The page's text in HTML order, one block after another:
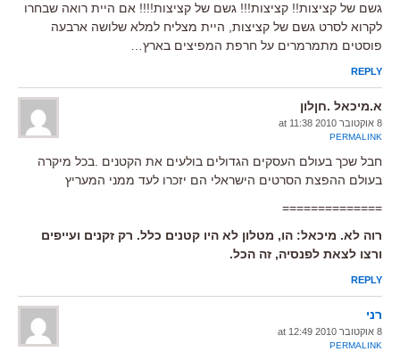
גשם של קציצות!! קציצות!!! גשם של קציצות!!!! אם היית רואה שבחרו
לקרוא לסרט גשם של קציצות, היית מצליח למלא שלושה ארבעה
פוסטים מתמרמרים על חרפת המפיצים בארץ…
REPLY
א.מיכאל .חןלון
8 אוקטובר 2010 at 11:38
PERMALINK
חבל שכך בעולם העסקים הגדולים בולעים את הקטנים .בכל מיקרה
בעולם ההפצת הסרטים הישראלי הם יזכרו לעד ממני המעריץ
==============
רוה לא. מיכאל: הו, מטלון לא היו קטנים כלל. רק זקנים ועייפים
ורצו לצאת לפנסיה, זה הכל.
REPLY
רני
8 אוקטובר 2010 at 12:49
PERMALINK